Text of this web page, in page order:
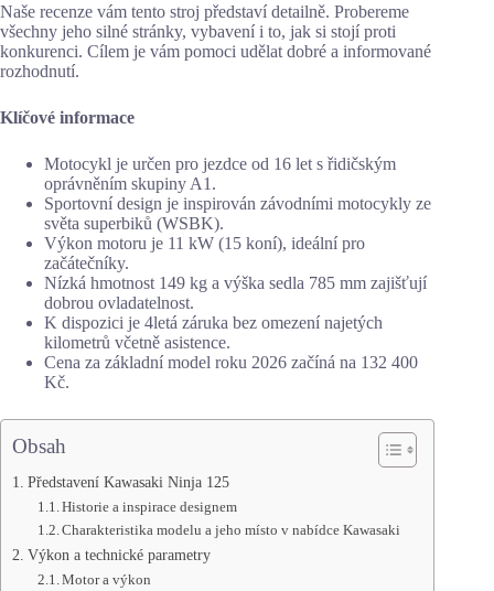
Naše recenze vám tento stroj představí detailně. Probereme
všechny jeho silné stránky, vybavení i to, jak si stojí proti
konkurenci. Cílem je vám pomoci udělat dobré a informované
rozhodnutí.
Klíčové informace
Motocykl je určen pro jezdce od 16 let s řidičským
oprávněním skupiny A1.
Sportovní design je inspirován závodními motocykly ze
světa superbiků (WSBK).
Výkon motoru je 11 kW (15 koní), ideální pro
začátečníky.
Nízká hmotnost 149 kg a výška sedla 785 mm zajišťují
dobrou ovladatelnost.
K dispozici je 4letá záruka bez omezení najetých
kilometrů včetně asistence.
Cena za základní model roku 2026 začíná na 132 400
Kč.
Obsah
Představení Kawasaki Ninja 125
Historie a inspirace designem
Charakteristika modelu a jeho místo v nabídce Kawasaki
Výkon a technické parametry
Motor a výkon